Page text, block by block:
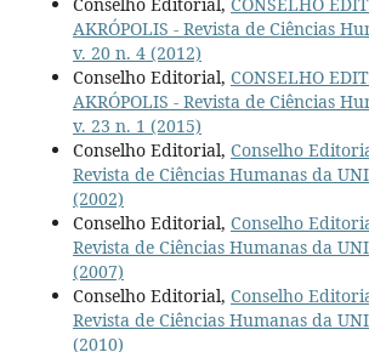
AKRÓPOLIS - Revista de Ciências
v. 20 n. 4 (2012)
Conselho Editorial, CONSELHO
AKRÓPOLIS - Revista de Ciências
v. 23 n. 1 (2015)
Conselho Editorial, Conselho
Revista de Ciências Humanas da
(2002)
Conselho Editorial, Conselho
Revista de Ciências Humanas da
(2007)
Conselho Editorial, Conselho
Revista de Ciências Humanas da
(2010)